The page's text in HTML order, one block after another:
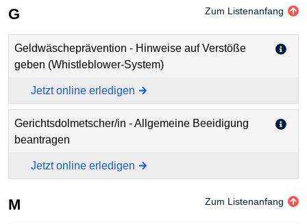
G Zum Listenanfang
Geldwäscheprävention - Hinweise auf Verstöße
geben (Whistleblower-System)
Jetzt online erledigen
Gerichtsdolmetscher/in - Allgemeine Beeidigung
beantragen
Jetzt online erledigen
M Zum Listenanfang